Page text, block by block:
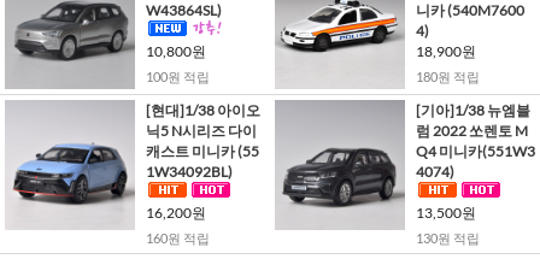
W43864SL)
10,800원
100원 적립
니카 (540M7600
4)
18,900원
180원 적립
[현대]1/38 아이오
닉5 N시리즈 다이
캐스트 미니카 (55
1W34092BL)
16,200원
160원 적립
[기아]1/38 뉴엠블
럼 2022 쏘렌토 M
Q4 미니카(551W3
4074)
13,500원
130원 적립